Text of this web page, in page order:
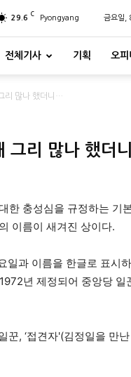
29.6 C Pyongyang 금요일,
전체기사 기획 오피
리 많나 했더니…
그리 많나 했더
한 충성심을 규정하는 기
이름이 새겨진 상이다.
일과 이름을 한글로 표시
년 제정되어 중앙당
, ‘접견자'(김정일을 만